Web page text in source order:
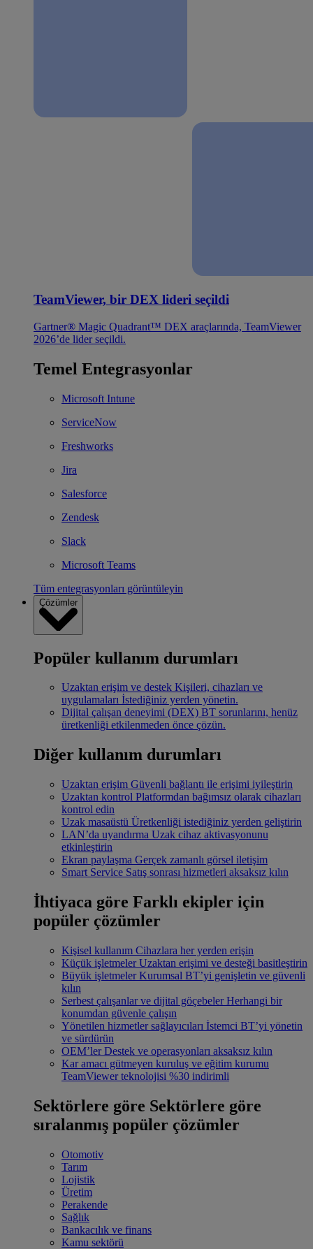
TeamViewer, bir DEX lideri seçildi
Gartner® Magic Quadrant™ DEX araçlarında, TeamViewer
2026’de lider seçildi.
Temel Entegrasyonlar
Microsoft Intune
ServiceNow
Freshworks
Jira
Salesforce
Zendesk
Slack
Microsoft Teams
Tüm entegrasyonları görüntüleyin
Çözümler
Popüler kullanım durumları
Uzaktan erişim ve destek Kişileri, cihazları ve
uygulamaları İstediğiniz yerden yönetin.
Dijital çalışan deneyimi (DEX) BT sorunlarını, henüz
üretkenliği etkilenmeden önce çözün.
Diğer kullanım durumları
Uzaktan erişim Güvenli bağlantı ile erişimi iyileştirin
Uzaktan kontrol Platformdan bağımsız olarak cihazları
kontrol edin
Uzak masaüstü Üretkenliği istediğiniz yerden geliştirin
LAN’da uyandırma Uzak cihaz aktivasyonunu
etkinleştirin
Ekran paylaşma Gerçek zamanlı görsel iletişim
Smart Service Satış sonrası hizmetleri aksaksız kılın
İhtiyaca göre Farklı ekipler için
popüler çözümler
Kişisel kullanım Cihazlara her yerden erişin
Küçük işletmeler Uzaktan erişimi ve desteği basitleştirin
Büyük işletmeler Kurumsal BT’yi genişletin ve güvenli
kılın
Serbest çalışanlar ve dijital göçebeler Herhangi bir
konumdan güvenle çalışın
Yönetilen hizmetler sağlayıcıları İstemci BT’yi yönetin
ve sürdürün
OEM’ler Destek ve operasyonları aksaksız kılın
Kar amacı gütmeyen kuruluş ve eğitim kurumu
TeamViewer teknolojisi %30 indirimli
Sektörlere göre Sektörlere göre
sıralanmış popüler çözümler
Otomotiv
Tarım
Lojistik
Üretim
Perakende
Sağlık
Bankacılık ve finans
Kamu sektörü